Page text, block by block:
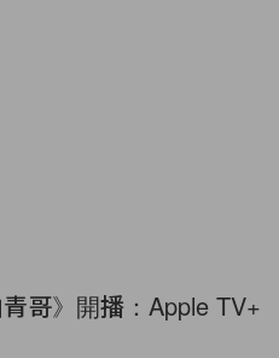
哥》開播：Apple TV+